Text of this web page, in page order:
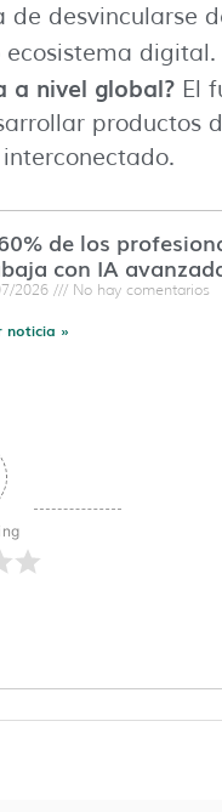
desvincularse
a nivel global? El
productos
de los
con IA
2026 No hay comentarios
noticia »